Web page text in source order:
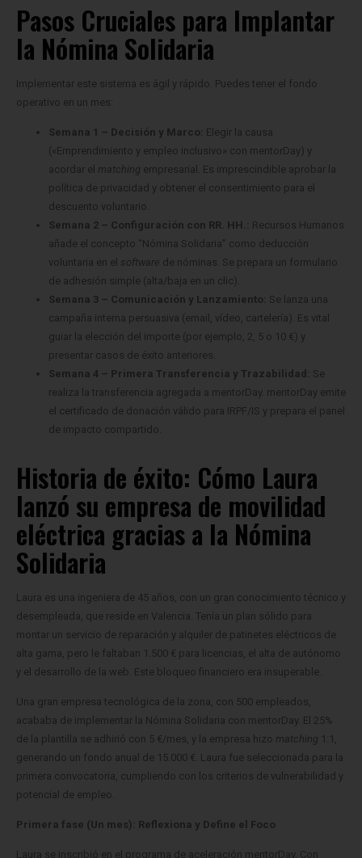
Pasos Cruciales para Implantar
la Nómina Solidaria
Implementar este sistema es ágil y rápido. Puedes tener el fondo
operativo en un mes:
Semana 1 – Decisión y Marco: Elegir la causa
(«Emprendimiento y empleo inclusivo» con mentorDay) y
acordar el matching empresarial. Es imprescindible aprobar la
política de privacidad y obtener el consentimiento para el
descuento voluntario.
Semana 2 – Configuración con RR. HH.:
Recursos Humanos
añade el concepto “Nómina Solidaria” como deducción
voluntaria en el software de nóminas. Se prepara un formulario
de adhesión simple (alta/baja en un clic).
Semana 3 – Comunicación y Lanzamiento: Se lanza una
campaña interna persuasiva (email, vídeo, cartelería). Es vital
guiar la elección del importe (por ejemplo, 2, 5 o 10 €) y
presentar casos de éxito anteriores.
Semana 4 – Primera Transferencia y Trazabilidad:
Se
realiza la transferencia agregada a mentorDay. mentorDay emite
el certificado de donación válido para IRPF/IS y prepara el panel
de impacto compartido.
Historia de éxito: Cómo Laura
lanzó su empresa de movilidad
eléctrica gracias a la Nómina
Solidaria
Laura es una ingeniera de 45 años, con un gran conocimiento técnico y
desempleada, que reside en Valencia. Tenía un plan sólido para
montar un servicio de reparación y alquiler de patinetes eléctricos de
alta gama, pero le faltaban 1.500 € para licencias, el alta de autónomo
y el desarrollo de la web. Este bloqueo financiero era insuperable.
Una gran empresa tecnológica de la zona, con 500 empleados,
acababa de implementar la Nómina Solidaria con mentorDay. El 25%
de la plantilla se adhirió con 5 €/mes, y la empresa hizo matching 1:1,
generando un fondo anual de 15.000 €. Laura fue seleccionada para la
primera convocatoria, cumpliendo con los criterios de vulnerabilidad y
potencial de empleo.
Primera fase (Un mes): Reflexiona y Define el Foco
Laura se inscribió en el programa de aceleración mentorDay. Con